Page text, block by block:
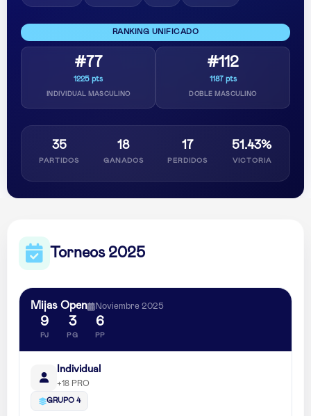
RANKING UNIFICADO
#77
1225 pts
INDIVIDUAL MASCULINO
#112
1187 pts
DOBLE MASCULINO
35
PARTIDOS
18
GANADOS
17
PERDIDOS
51.43%
VICTORIA
Torneos 2025
Mijas Open Noviembre 2025
9
PJ
3
PG
6
PP
Individual
+18 PRO
GRUPO 4